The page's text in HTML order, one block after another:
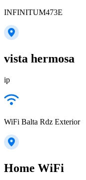
INFINITUM473E
vista hermosa
ip
WiFi Balta Rdz Exterior
Home WiFi